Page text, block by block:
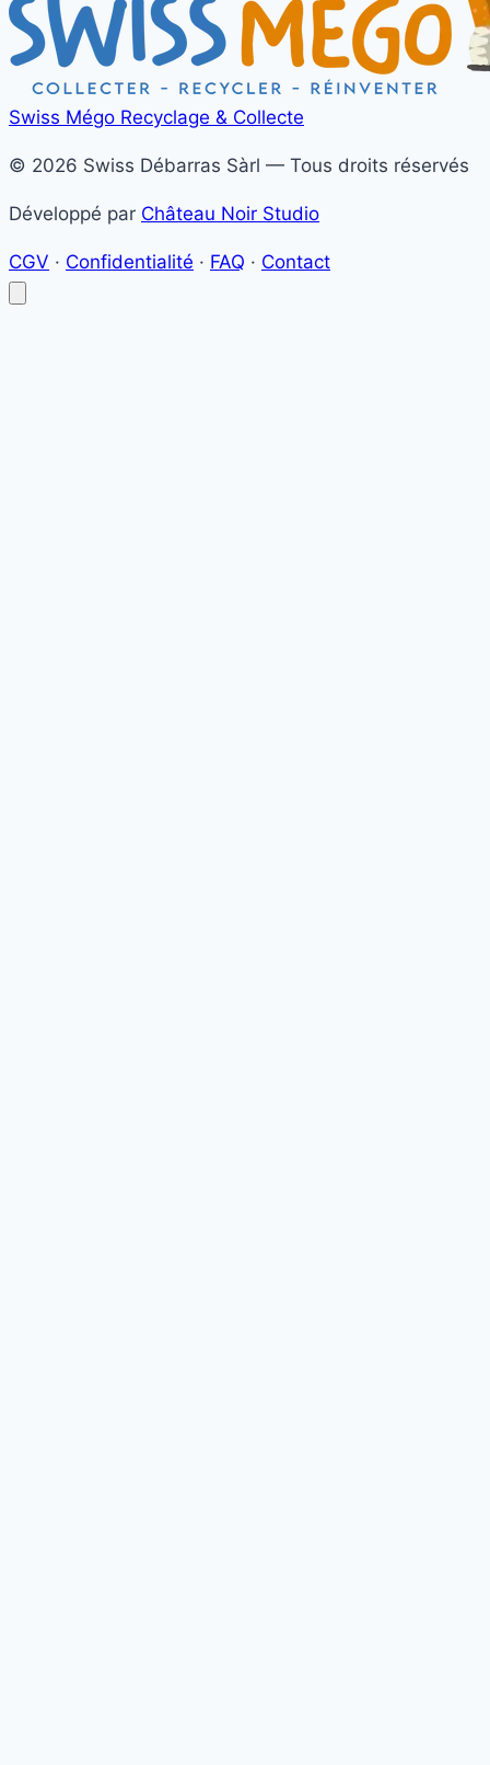
Swiss Mégo Recyclage & Collecte
© 2026 Swiss Débarras Sàrl — Tous droits réservés
Développé par Château Noir Studio
CGV · Confidentialité · FAQ · Contact